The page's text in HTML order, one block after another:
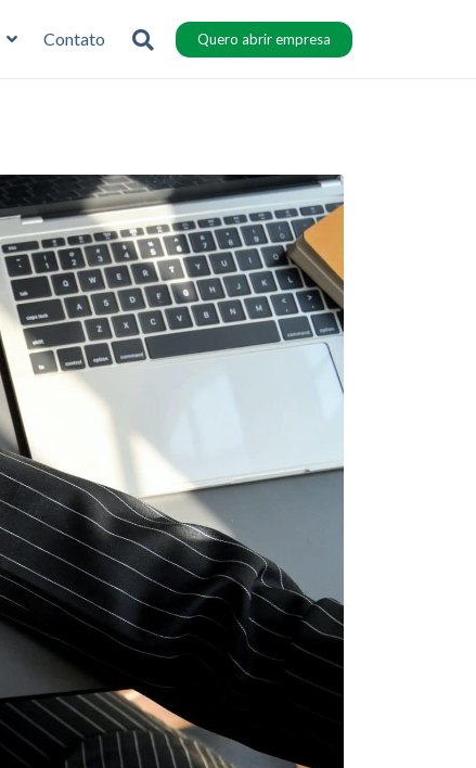
Contato Quero abrir empresa